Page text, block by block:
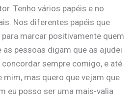
Tenho vários papéis e no
Nos diferentes papéis que
marcar positivamente quem
as pessoas digam que as ajudei
sempre comigo, e até
mas quero que vejam que
eu posso ser uma mais-valia